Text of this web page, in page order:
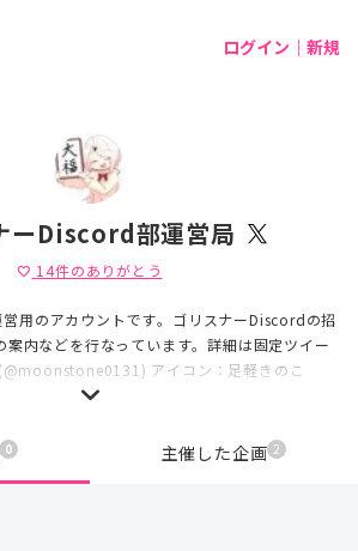
ログイン｜新規
ーDiscord部運営局
favorite 14件のありがとう
用のアカウントです。ゴリスナーDiscordの招
案内などを行なっています。詳細は固定ツイー
アイコン：足軽きのこ
0 主催した企画 2